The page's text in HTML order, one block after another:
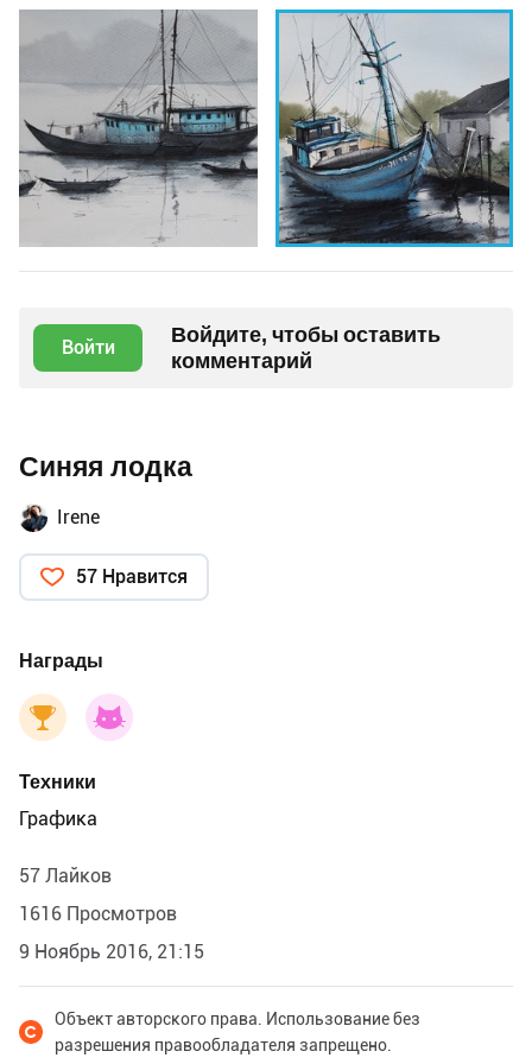
Войти
Войдите, чтобы оставить
комментарий
Синяя лодка
Irene
57 Нравится
Награды
Техники
Графика
57 Лайков
1616 Просмотров
9 Ноябрь 2016, 21:15
Объект авторского права. Использование без
разрешения правообладателя запрещено.